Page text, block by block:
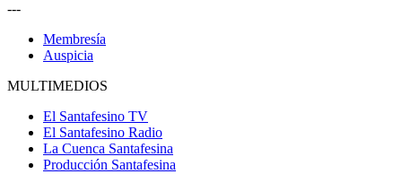
---
Membresía
Auspicia
MULTIMEDIOS
El Santafesino TV
El Santafesino Radio
La Cuenca Santafesina
Producción Santafesina